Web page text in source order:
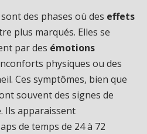
sont des phases où des effets
plus marqués. Elles se
par des émotions
physiques ou des
Ces symptômes, bien que
souvent des signes de
Ils apparaissent
de temps de 24 à 72